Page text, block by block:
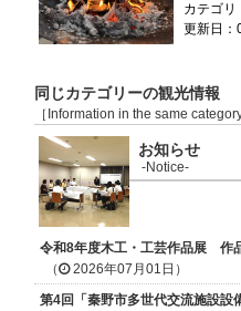
カテゴリ
更新日：
同じカテゴリーの観光情報
［Information in the same category
お知らせ
-Notice-
令和8年度木工・工芸作品展 作
（
2026年07月01日）
第4回「秦野市多世代交流施設設